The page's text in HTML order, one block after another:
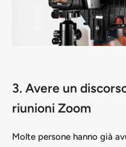
3. Avere un
riunioni Zoom
Molte persone hanno già